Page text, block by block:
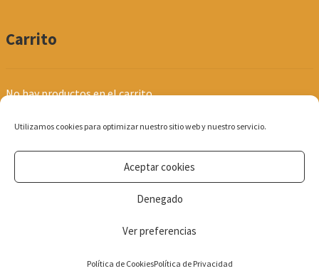
Utilizamos cookies para optimizar nuestro sitio web y nuestro servicio.
Aceptar cookies
Denegado
Ver preferencias
Política de CookiesPolítica de Privacidad
Carrito
No hay productos en el carrito.
© Produpel | Productos de Peluquería y Estética 2026